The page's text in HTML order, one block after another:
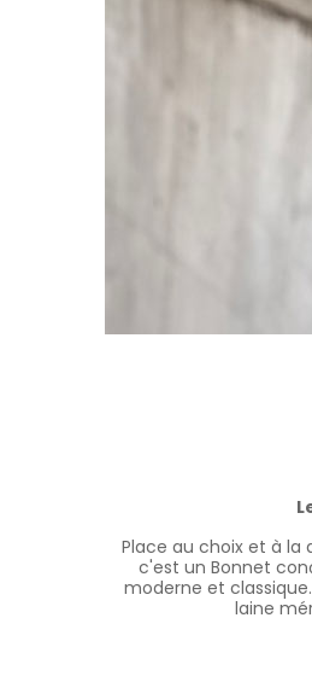
Place au choix et à la
c'est un Bonnet
moderne et
laine